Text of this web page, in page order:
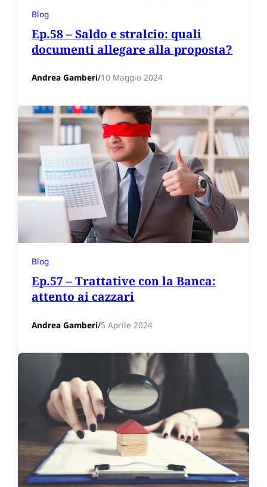
Blog
Ep.58 – Saldo e stralcio: quali
documenti allegare alla proposta?
Andrea Gamberi/10 Maggio 2024
Blog
Ep.57 – Trattative con la Banca:
attento ai cazzari
Andrea Gamberi/5 Aprile 2024